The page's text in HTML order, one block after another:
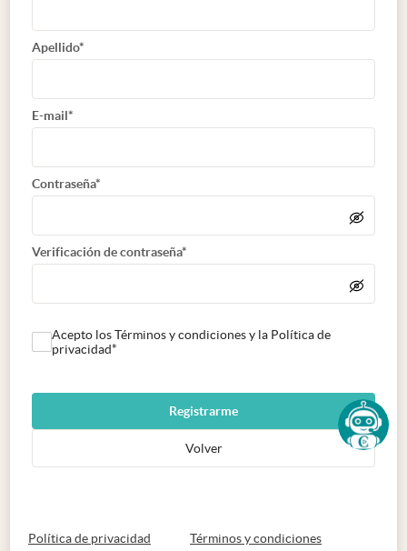
Apellido*
E-mail*
Contraseña*
Verificación de contraseña*
Acepto los Términos y condiciones y la Política de
privacidad*
Registrarme
Volver
Política de privacidad abre en nueva pestaña
Términos y condicionesabre en nueva